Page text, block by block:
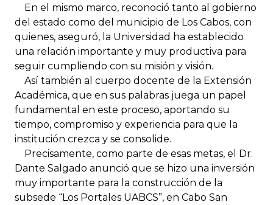
En el mismo marco, reconoció tanto al gobierno
del estado como del municipio de Los Cabos, con
quienes, aseguró, la Universidad ha establecido
una relación importante y muy productiva para
seguir cumpliendo con su misión y visión.
Así también al cuerpo docente de la Extensión
Académica, que en sus palabras juega un papel
fundamental en este proceso, aportando su
tiempo, compromiso y experiencia para que la
institución crezca y se consolide.
Precisamente, como parte de esas metas, el Dr.
Dante Salgado anunció que se hizo una inversión
muy importante para la construcción de la
subsede “Los Portales UABCS”, en Cabo San